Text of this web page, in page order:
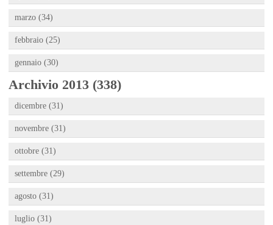
marzo (34)
febbraio (25)
gennaio (30)
Archivio 2013 (338)
dicembre (31)
novembre (31)
ottobre (31)
settembre (29)
agosto (31)
luglio (31)